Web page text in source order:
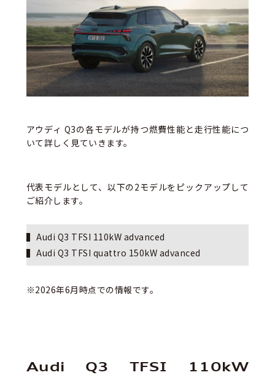
アウディ Q3の各モデルが持つ燃費性能と走行性能につ
いて詳しく見ていきます。
代表モデルとして、以下の2モデルをピックアップして
ご紹介します。
Audi Q3 TFSI 110kW advanced
Audi Q3 TFSI quattro 150kW advanced
※2026年6月時点での情報です。
Audi Q3 TFSI 110kW